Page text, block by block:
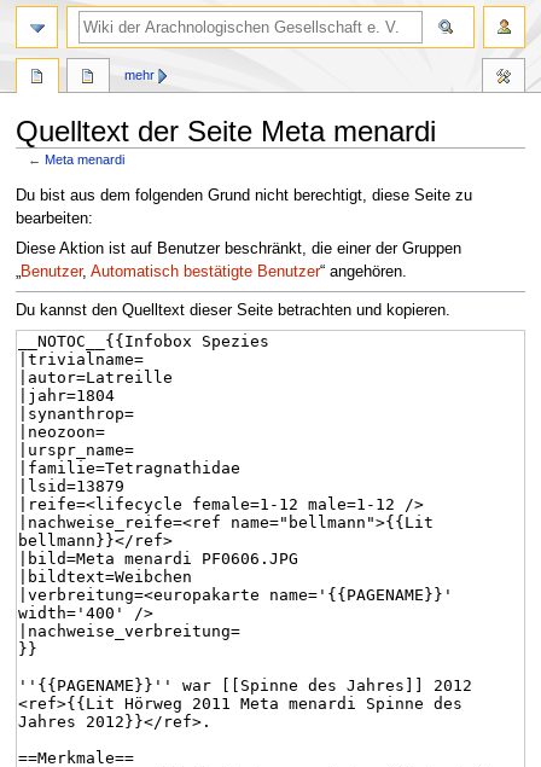
Quelltext der Seite Meta menardi
←Meta menardi
Zur
Navigation
springen
Zur
Suche
springen
Du bist aus dem folgenden Grund nicht berechtigt, diese Seite zu
bearbeiten:
Diese Aktion ist auf Benutzer beschränkt, die einer der Gruppen
„Benutzer, Automatisch bestätigte Benutzer“ angehören.
Du kannst den Quelltext dieser Seite betrachten und kopieren.
mehr